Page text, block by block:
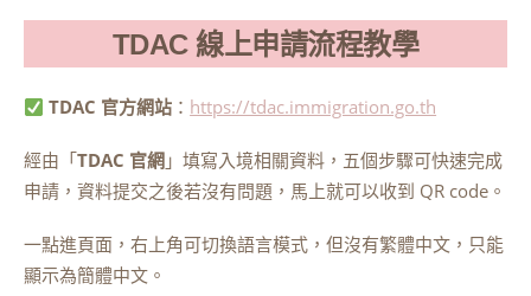
TDAC 線上申請流程教學
TDAC 官方網站 ： https://tdac.immigration.go.th
經由「TDAC 官網 」填寫入境相關資料，五個步驟可快速完成
申請，資料提交之後若沒有問題，馬上就可以收到 QR code。
一點進頁面，右上角可切換語言模式，但沒有繁體中文，只能
顯示為簡體中文。